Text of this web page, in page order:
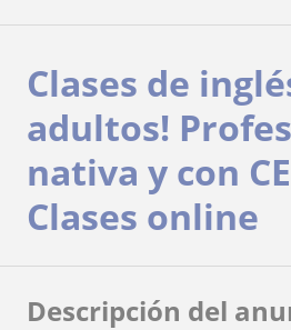
Clases de
adultos!
nativa y con
Clases online
Descripción del